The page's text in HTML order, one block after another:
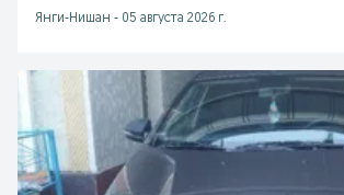
Янги-Нишан - 05 августа 2026 г.